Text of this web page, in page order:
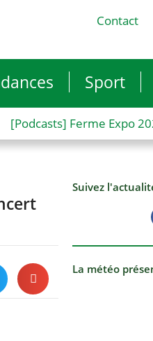
Contact
Sport
[Podcasts] Ferme Expo
Suivez
La météo